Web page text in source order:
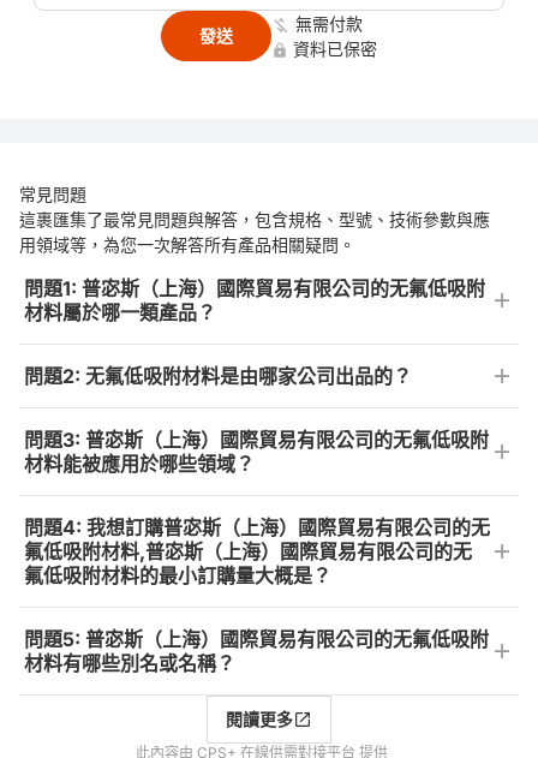
發送
無需付款
資料已保密
常見問題
這裹匯集了最常見問題與解答，包含規格、型號、技術參數與應
用領域等，為您一次解答所有產品相關疑問。
問題1: 普宓斯（上海）國際貿易有限公司的无氟低吸附
材料屬於哪一類產品？
問題2: 无氟低吸附材料是由哪家公司出品的？
問題3: 普宓斯（上海）國際貿易有限公司的无氟低吸附
材料能被應用於哪些領域？
問題4: 我想訂購普宓斯（上海）國際貿易有限公司的无
氟低吸附材料,普宓斯（上海）國際貿易有限公司的无
氟低吸附材料的最小訂購量大概是？
問題5: 普宓斯（上海）國際貿易有限公司的无氟低吸附
材料有哪些別名或名稱？
閱讀更多
此內容由 CPS+ 在線供需對接平台 提供